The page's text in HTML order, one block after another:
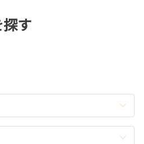
す